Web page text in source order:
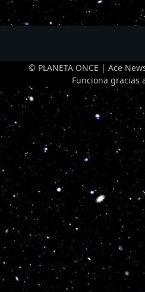
© PLANETA ONCE | Ace
Funciona gracias